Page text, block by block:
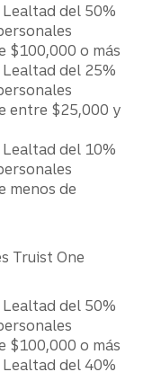
del 50%
$100,000 o más
del 25%
entre $25,000 y
del 10%
menos de
Truist One
del 50%
$100,000 o más
del 40%